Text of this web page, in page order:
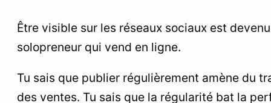
Être visible sur les réseaux sociaux est
solopreneur qui vend en ligne.
Tu sais que publier régulièrement amène du
des ventes. Tu sais que la régularité bat la